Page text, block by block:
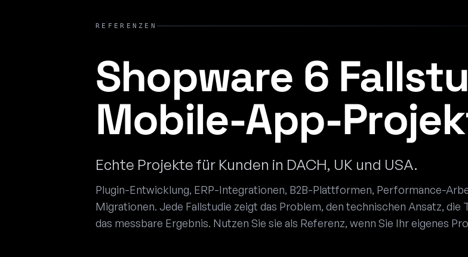
REFERENZEN
Shopware 6
Mobile-App-
Echte Projekte für Kunden in DACH, UK und USA.
Plugin-Entwicklung, ERP-Integrationen, B2B-Plattformen, Performance-
Migrationen. Jede Fallstudie zeigt das Problem, den technischen Ansatz, die
das messbare Ergebnis. Nutzen Sie sie als Referenz, wenn Sie Ihr eigenes